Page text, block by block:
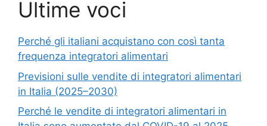
Ultime voci
Perché gli italiani acquistano con così tanta
frequenza integratori alimentari
Previsioni sulle vendite di integratori alimentari
in Italia (2025–2030)
Perché le vendite di integratori alimentari in